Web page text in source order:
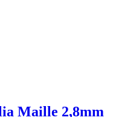
Maille 2,8mm